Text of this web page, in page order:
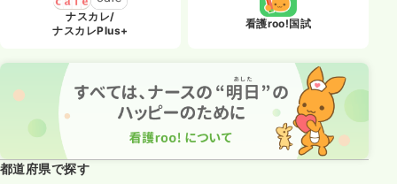
ナスカレ/
ナスカレPlus+
看護roo!国試
都道府県で探す